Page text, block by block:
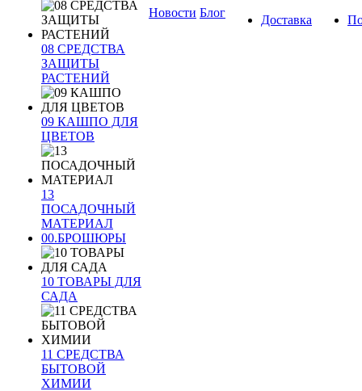
08 СРЕДСТВА
ЗАЩИТЫ
РАСТЕНИЙ
09 КАШПО ДЛЯ
ЦВЕТОВ
13
ПОСАДОЧНЫЙ
МАТЕРИАЛ
00.БРОШЮРЫ
10 ТОВАРЫ ДЛЯ
САДА
11 СРЕДСТВА
БЫТОВОЙ
ХИМИИ
Новости Блог
Доставка